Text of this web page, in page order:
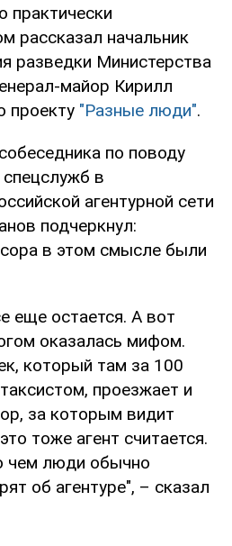
практически
рассказал начальник
разведки Министерства
майор Кирилл
проекту "Разные люди".
по поводу
спецслужб в
агентурной сети
подчеркнул:
в этом смысле были
еще остается. А вот
оказалась мифом.
который там за 100
проезжает и
за которым видит
тоже агент считается.
чем люди обычно
об агентуре", – сказал